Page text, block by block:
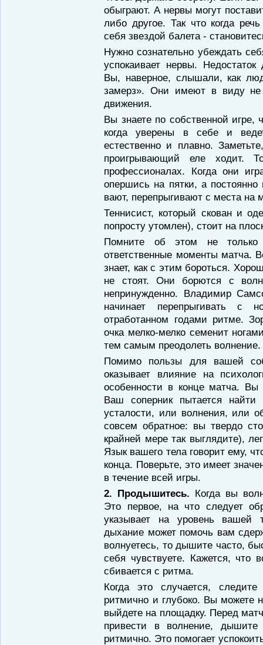
обыграют. А нервы могут
либо другое. Так что когда
себя звездой балета -
Нужно сознательно убеждать
успо­каивает нервы.
Вы, наверное, слышали, как
замерз». Они имеют в виду не
движения.
Вы знаете по собственной игре,
когда уверены в себе и
естественно и плавно.
проигрывающий еле ходит.
профессионалах. Когда они
опершись на пятки, а
вают, перепрыгивают с места на
Теннисист, который скован и
поп­росту утомлен), стоит на
Помните об этом не
ответственные моменты матча.
знает, как с этим бо­роться.
не стоят. Они борются с
непринужденно. Владимир
начинает перепрыгивать с
отработанном годами рит­ме.
очка мелко-мелко семенит
тем самым преодолеть волнение.
Помимо пользы для вашей
оказывает влияние на
особен­ности в конце матча. Вы
Ваш соперник пытается
усталости, или волнения, или
совсем обратное: вы твердо
крайней мере так выглядите),
Язык вашего тела говорит ему,
конца. Поверьте, это имеет
в течение всей игры.
2. Продышитесь. Когда вы
Это пер­вое, на что следует
указывает на уро­вень вашей
дыхание может помочь вам
волнуетесь, то дышите часто,
себя чувствуете. Кажется, что
сбивается с ритма.
Когда это случается,
ритмично и глубоко. Вы можете
выйдете на площад­ку. Перед
привести в волнение,
ритмично. Это помогает